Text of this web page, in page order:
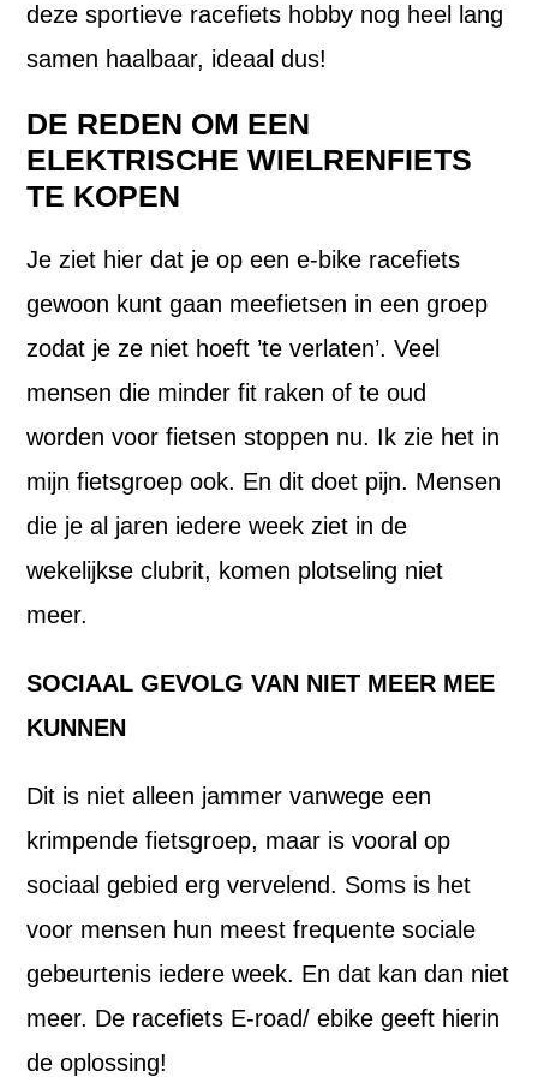
deze sportieve racefiets hobby nog heel lang
samen haalbaar, ideaal dus!
DE REDEN OM EEN
ELEKTRISCHE WIELRENFIETS
TE KOPEN
Je ziet hier dat je op een e-bike racefiets
gewoon kunt gaan meefietsen in een groep
zodat je ze niet hoeft ’te verlaten’. Veel
mensen die minder fit raken of te oud
worden voor fietsen stoppen nu. Ik zie het in
mijn fietsgroep ook. En dit doet pijn. Mensen
die je al jaren iedere week ziet in de
wekelijkse clubrit, komen plotseling niet
meer.
SOCIAAL GEVOLG VAN NIET MEER MEE
KUNNEN
Dit is niet alleen jammer vanwege een
krimpende fietsgroep, maar is vooral op
sociaal gebied erg vervelend. Soms is het
voor mensen hun meest frequente sociale
gebeurtenis iedere week. En dat kan dan niet
meer. De racefiets E-road/ ebike geeft hierin
de oplossing!